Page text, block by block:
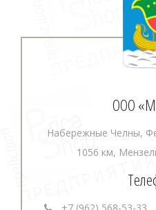
ООО
Набережные Челны,
1056 км,